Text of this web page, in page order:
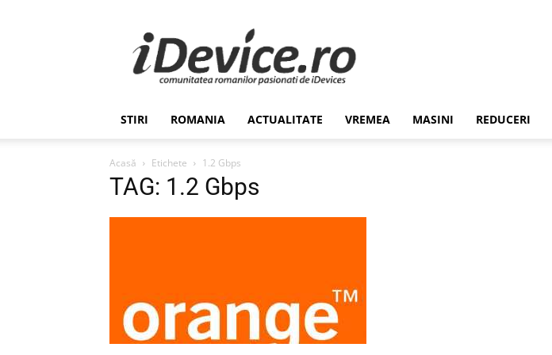
Stiri
de
Ultima
Ora
Romania,
Stiinta
–
STIRI ROMANIA ACTUALITATE VREMEA MASINI REDUCERI
Acasă Etichete 1.2 Gbps
TAG: 1.2 Gbps